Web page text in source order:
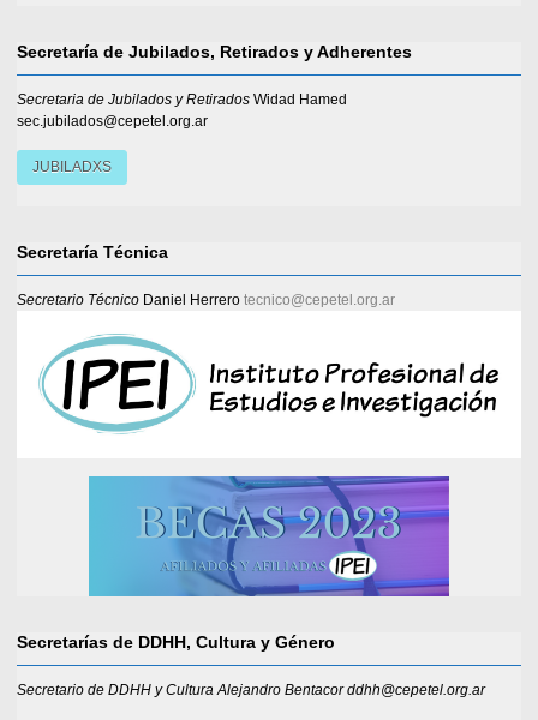
Secretaría de Jubilados, Retirados y Adherentes
Secretaria de Jubilados y Retirados Widad Hamed
sec.jubilados@cepetel.org.ar
JUBILADXS
Secretaría Técnica
Secretario Técnico Daniel Herrero tecnico@cepetel.org.ar
Secretarías de DDHH, Cultura y Género
Secretario de DDHH y Cultura Alejandro Bentacor ddhh@cepetel.org.ar